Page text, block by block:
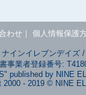
わせ 個人情報保護
インイレブンデイズ
事業者登録番号:
published by NINE
2000 - 2019 © NINE